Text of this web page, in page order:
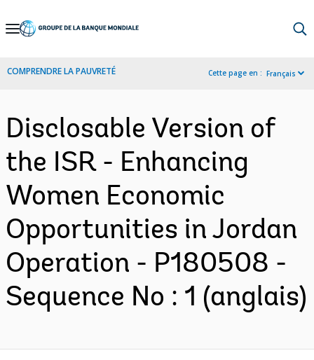
Skip
Navigation
COMPRENDRE LA PAUVRETÉ Cette page en : Français
Disclosable Version of
the ISR - Enhancing
Women Economic
Opportunities in Jordan
Operation - P180508 -
Sequence No : 1 (anglais)